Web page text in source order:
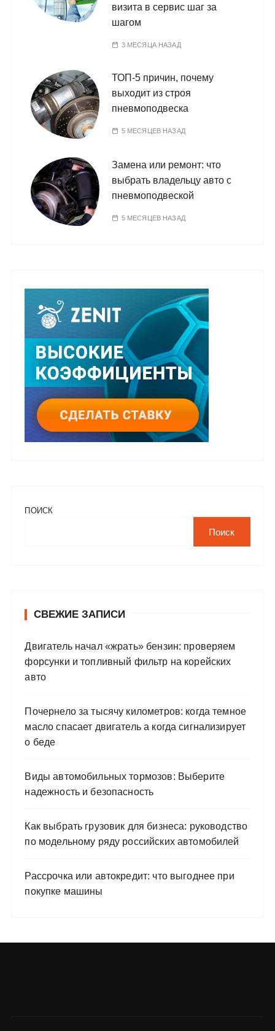
визита в сервис шаг за
шагом
3 МЕСЯЦА НАЗАД
ТОП‑5 причин, почему
выходит из строя
пневмоподвеска
5 МЕСЯЦЕВ НАЗАД
Замена или ремонт: что
выбрать владельцу авто с
пневмоподвеской
5 МЕСЯЦЕВ НАЗАД
ПОИСК
Поиск
СВЕЖИЕ ЗАПИСИ
Двигатель начал «жрать» бензин: проверяем
форсунки и топливный фильтр на корейских
авто
Почернело за тысячу километров: когда темное
масло спасает двигатель а когда сигнализирует
о беде
Виды автомобильных тормозов: Выберите
надежность и безопасность
Как выбрать грузовик для бизнеса: руководство
по модельному ряду российских автомобилей
Рассрочка или автокредит: что выгоднее при
покупке машины